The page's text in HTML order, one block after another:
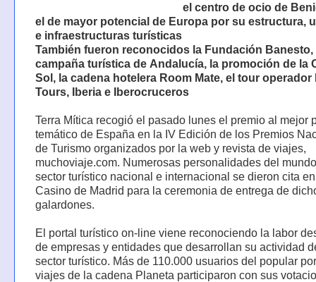
el centro de ocio de
el de mayor potencial de Europa por su estructura,
e infraestructuras turísticas
También fueron reconocidos la Fundación Banesto,
campaña turística de Andalucía, la promoción de la
Sol, la cadena hotelera Room Mate, el tour operador
Tours, Iberia e Iberocruceros
Terra Mítica recogió el pasado lunes el premio al mejor
temático de España en la IV Edición de los Premios
de Turismo organizados por la web y revista de viajes,
muchoviaje.com. Numerosas personalidades del
sector turístico nacional e internacional se dieron cita
Casino de Madrid para la ceremonia de entrega de
galardones.
El portal turístico on-line viene reconociendo la labor
de empresas y entidades que desarrollan su actividad
sector turístico. Más de 110.000 usuarios del popular
viajes de la cadena Planeta participaron con sus